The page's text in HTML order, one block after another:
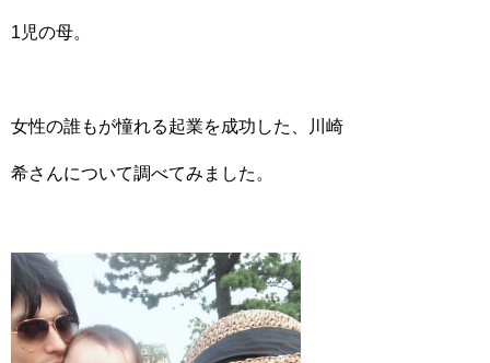
1児の母。
女性の誰もが憧れる起業を成功した、川崎
希さんについて調べてみました。